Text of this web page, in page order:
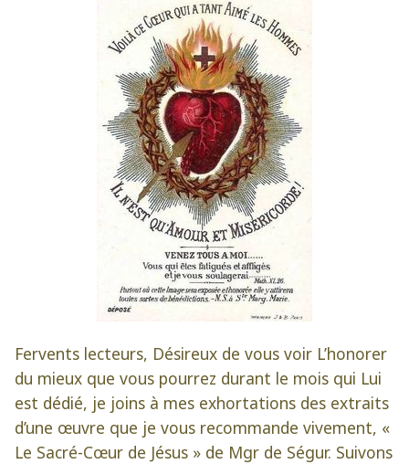
Fervents lecteurs, Désireux de vous voir L’honorer
du mieux que vous pourrez durant le mois qui Lui
est dédié, je joins à mes exhortations des extraits
d’une œuvre que je vous recommande vivement, «
Le Sacré-Cœur de Jésus » de Mgr de Ségur. Suivons